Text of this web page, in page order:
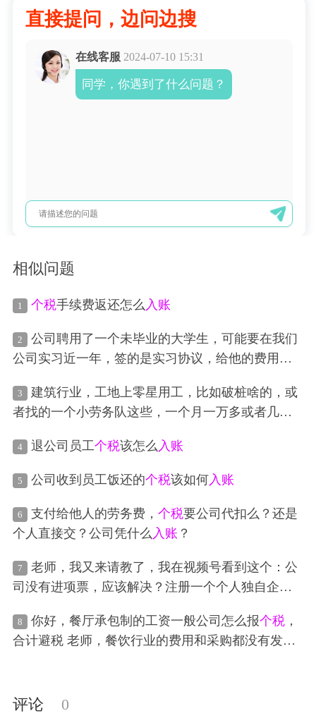
直接提问，边问边搜
在线客服 2024-07-10 15:31
同学，你遇到了什么问题？
相似问题
1 个税手续费返还怎么 入账
2
公司聘用了一个未毕业的大学生，可能要在我们
公司实习近一年，签的是实习协议，给他的费用具
劳务费
3
建筑行业，工地上零星用工，比如破桩啥的，或
者找的一个小劳务队这些，一个月一万多或者几万
个税吗？可以开发票吗，开什么发票
4 退公司员工个税该怎么 入账
5 公司收到员工饭还的个税该如何入账
6 支付给他人的劳务费， 个税要公司代扣么？还是
个人直接交？公司凭什么 入账 ？
7
老师，我又来请教了，我在视频号看到这个：公
司没有进项票，应该解决？注册一个个人独自企
就是说你就不用为发票发愁了。其次他的个人所得
税综合税率有0.5%-3.5%，利用分红也不用交20%的
分红个人所得税，第二招就是用现金发放员工福
8 你好，餐厅承包制的工资一般公司怎么报个税，
合计避税 老师，餐饮行业的费用和采购都没有发
评论 0